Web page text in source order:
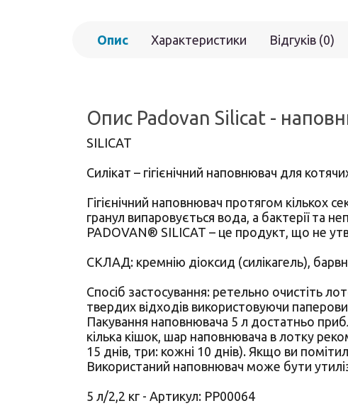
Опис Характеристики Відгуків (0)
Опис Padovan Silicat -
SILICAT
Силікат – гігієнічний наповнювач для
Гігієнічний наповнювач протягом кількох
гранул випаровується вода, а бактерії та
PADOVAN® SILICAT – це продукт, що не
СКЛАД: кремнію діоксид (силікагель),
Спосіб застосування: ретельно очистіть
твердих відходів використовуючи
Пакування наповнювача 5 л достатньо
кілька кішок, шар наповнювача в лотку
15 днів, три: кожні 10 днів). Якщо ви
Використаний наповнювач може бути
5 л/2,2 кг - Артикул: PP00064